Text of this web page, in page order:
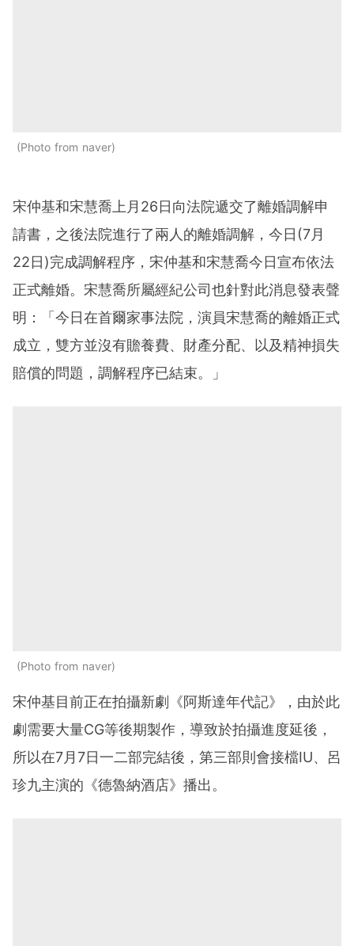
Photo from naver
宋仲基和宋慧喬上月26日向法院遞交了離婚調解申
請書，之後法院進行了兩人的離婚調解，今日(7月
22日)完成調解程序，宋仲基和宋慧喬今日宣布依法
正式離婚。宋慧喬所屬經紀公司也針對此消息發表聲
明：「今日在首爾家事法院，演員宋慧喬的離婚正式
成立，雙方並沒有贍養費、財產分配、以及精神損失
賠償的問題，調解程序已結束。」
Photo from naver
宋仲基目前正在拍攝新劇《阿斯達年代記》，由於此
劇需要大量CG等後期製作，導致於拍攝進度延後，
所以在7月7日一二部完結後，第三部則會接檔IU、呂
珍九主演的《德魯納酒店》播出。